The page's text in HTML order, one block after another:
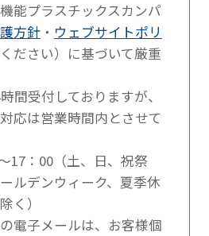
能プラスチックスカンパ
方針・ ウェブサイトポリ
ください）に基づいて厳重
間受付しておりますが、
応は営業時間内とさせて
17：00（土、日、祝祭
ルデンウィーク、夏季休
く）
電子メールは、お客様個